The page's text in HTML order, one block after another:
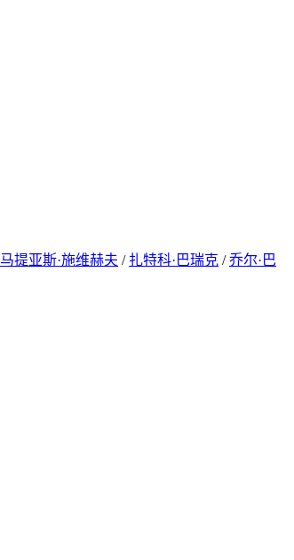
马提亚斯·施维赫夫 / 扎特科·巴瑞克 /乔尔·巴